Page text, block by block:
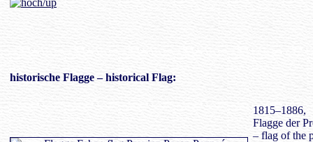
historische Flagge– historical Flag:
1815–1886,
Flagge der
– flag of the